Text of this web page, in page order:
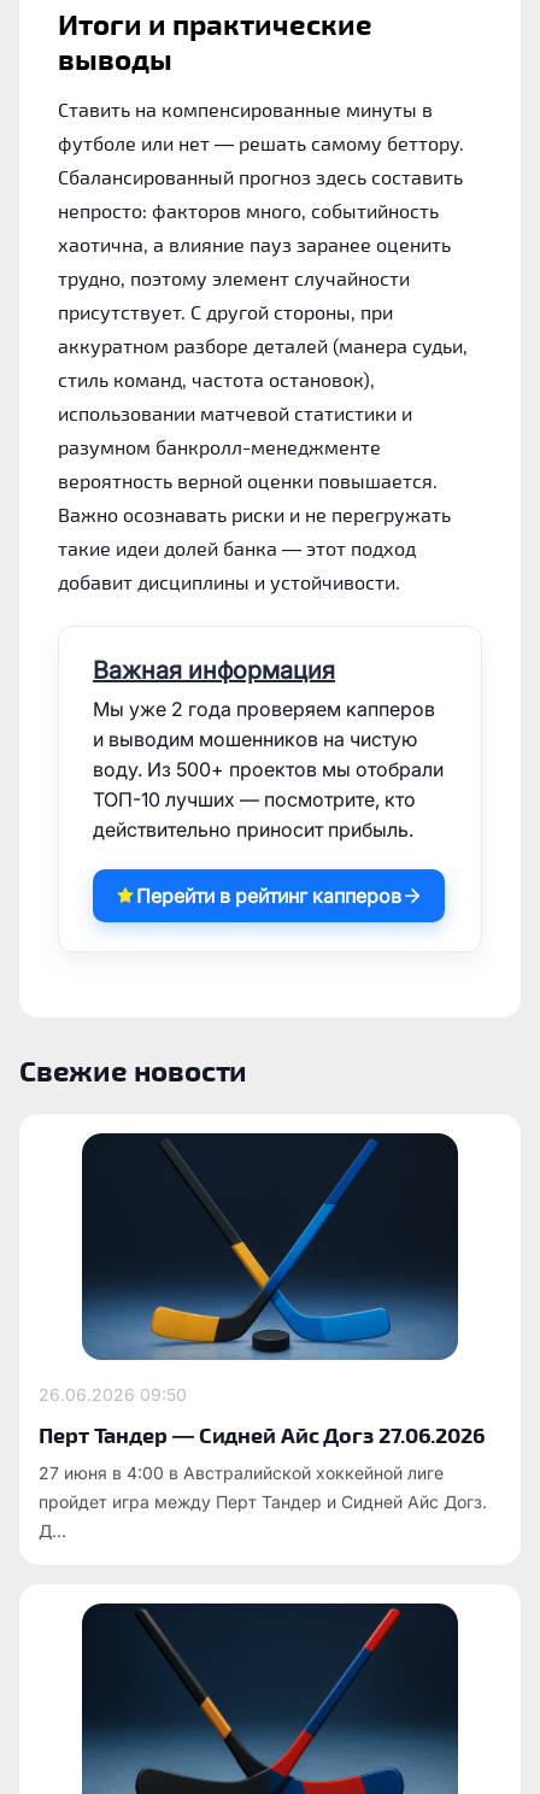
Итоги и практические
выводы
Ставить на компенсированные минуты в
футболе или нет — решать самому беттору.
Сбалансированный прогноз здесь составить
непросто: факторов много, событийность
хаотична, а влияние пауз заранее оценить
трудно, поэтому элемент случайности
присутствует. С другой стороны, при
аккуратном разборе деталей (манера судьи,
стиль команд, частота остановок),
использовании матчевой статистики и
разумном банкролл-менеджменте
вероятность верной оценки повышается.
Важно осознавать риски и не перегружать
такие идеи долей банка — этот подход
добавит дисциплины и устойчивости.
Важная информация
Мы уже 2 года проверяем капперов
и выводим мошенников на чистую
воду. Из 500+ проектов мы отобрали
ТОП-10 лучших — посмотрите, кто
действительно приносит прибыль.
Перейти в рейтинг капперов
Свежие новости
26.06.2026 09:50
Перт Тандер — Сидней Айс Догз 27.06.2026
27 июня в 4:00 в Австралийской хоккейной лиге
пройдет игра между Перт Тандер и Сидней Айс Догз.
Д...